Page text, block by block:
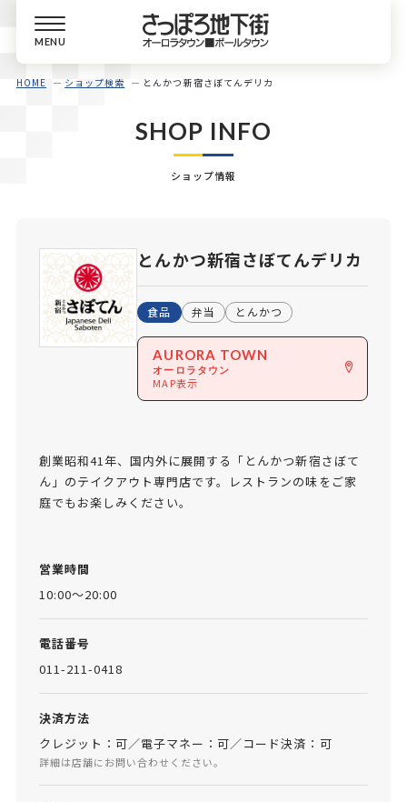
MENU
HOME ショップ検索 とんかつ新宿さぼてんデリカ
SHOP INFO
ショップ情報
とんかつ新宿さぼてんデリカ
食品 弁当 とんかつ
AURORA TOWN
オーロラタウン
MAP表示
創業昭和41年、国内外に展開する「とんかつ新宿さぼて
ん」のテイクアウト専門店です。レストランの味をご家
庭でもお楽しみください。
営業時間
10:00～20:00
電話番号
011-211-0418
決済方法
クレジット：可／電子マネー：可／コード決済：可
詳細は店舗にお問い合わせください。